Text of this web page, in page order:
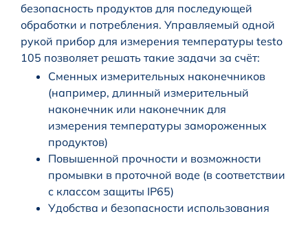
безопасность продуктов для последующей
обработки и потребления. Управляемый одной
рукой прибор для измерения температуры testo
105 позволяет решать такие задачи за счёт:
Сменных измерительных наконечников
(например, длинный измерительный
наконечник или наконечник для
измерения температуры замороженных
продуктов)
Повышенной прочности и возможности
промывки в проточной воде (в соответствии
с классом защиты IP65)
Удобства и безопасности использования